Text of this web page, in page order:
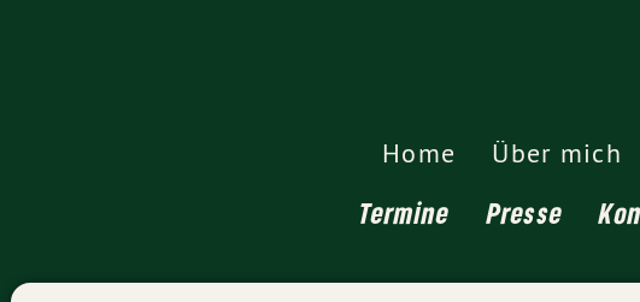
Home Über mich
Termine Presse